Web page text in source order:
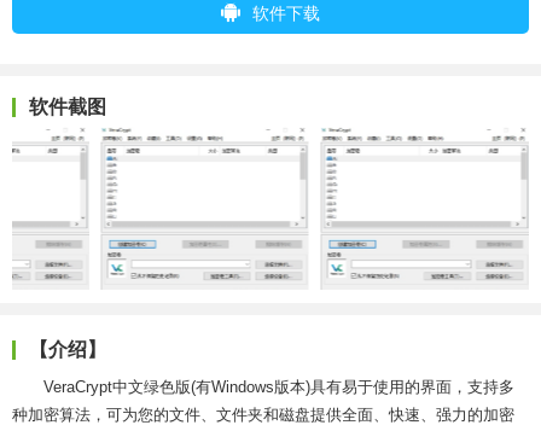
软件下载
软件截图
【介绍】
VeraCrypt中文绿色版(有Windows版本)具有易于使用的界面，支持多
种加密算法，可为您的文件、文件夹和磁盘提供全面、快速、强力的加密